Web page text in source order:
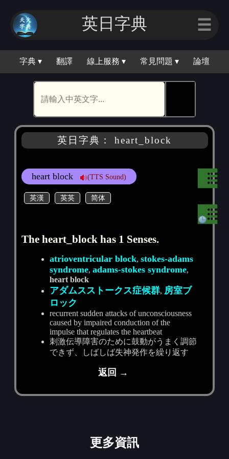
英日字典 ☰
字典 ▾ 翻譯 線上服務 ▾ 常見問題 ▾ 論壇
英日字典： heart_block
heart block (TTS Sound)
英漢 英英 简体
The heart_block has 1 Senses.
atrioventricular block,stokes-adams
syndrome,adams-stokes syndrome,
heart block
アダムスストークス症候群, 房室ブ
ロック
recurrent sudden attacks of unconsciousness
caused by impaired conduction of the
impulse that regulates the heartbeat
刺激伝導障害のために鼓動がうまく調節
できず、しばしば失神発作を繰り返す
返回 →
更多資訊